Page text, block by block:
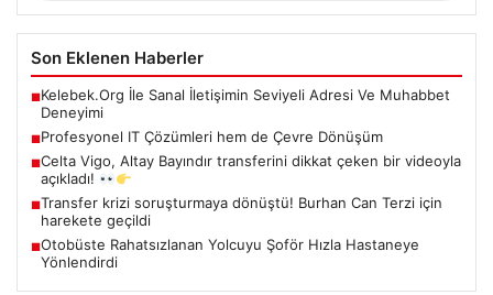
Son Eklenen Haberler
■Kelebek.Org İle Sanal İletişimin Seviyeli Adresi Ve Muhabbet
Deneyimi
■Profesyonel IT Çözümleri hem de Çevre Dönüşüm
■Celta Vigo, Altay Bayındır transferini dikkat çeken bir videoyla
açıkladı!
■Transfer krizi soruşturmaya dönüştü! Burhan Can Terzi için
harekete geçildi
■Otobüste Rahatsızlanan Yolcuyu Şoför Hızla Hastaneye
Yönlendirdi